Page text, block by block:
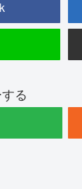
る